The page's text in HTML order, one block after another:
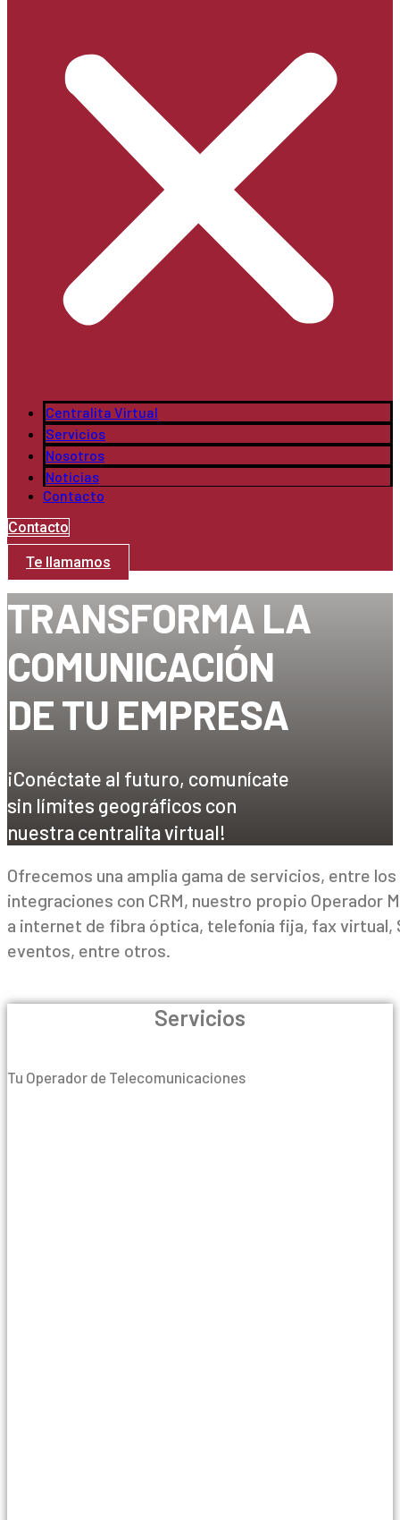
Centralita Virtual
Servicios
Nosotros
Noticias
Contacto
Contacto
Te llamamos
TRANSFORMA LA
COMUNICACIÓN
DE TU EMPRESA
¡Conéctate al futuro, comunícate
sin límites geográficos con
nuestra centralita virtual!
Ofrecemos una amplia gama de servicios, entre
integraciones con CRM, nuestro propio Operador
a internet de fibra óptica, telefonía fija, fax virtual,
eventos, entre otros.
Servicios
Tu Operador de Telecomunicaciones